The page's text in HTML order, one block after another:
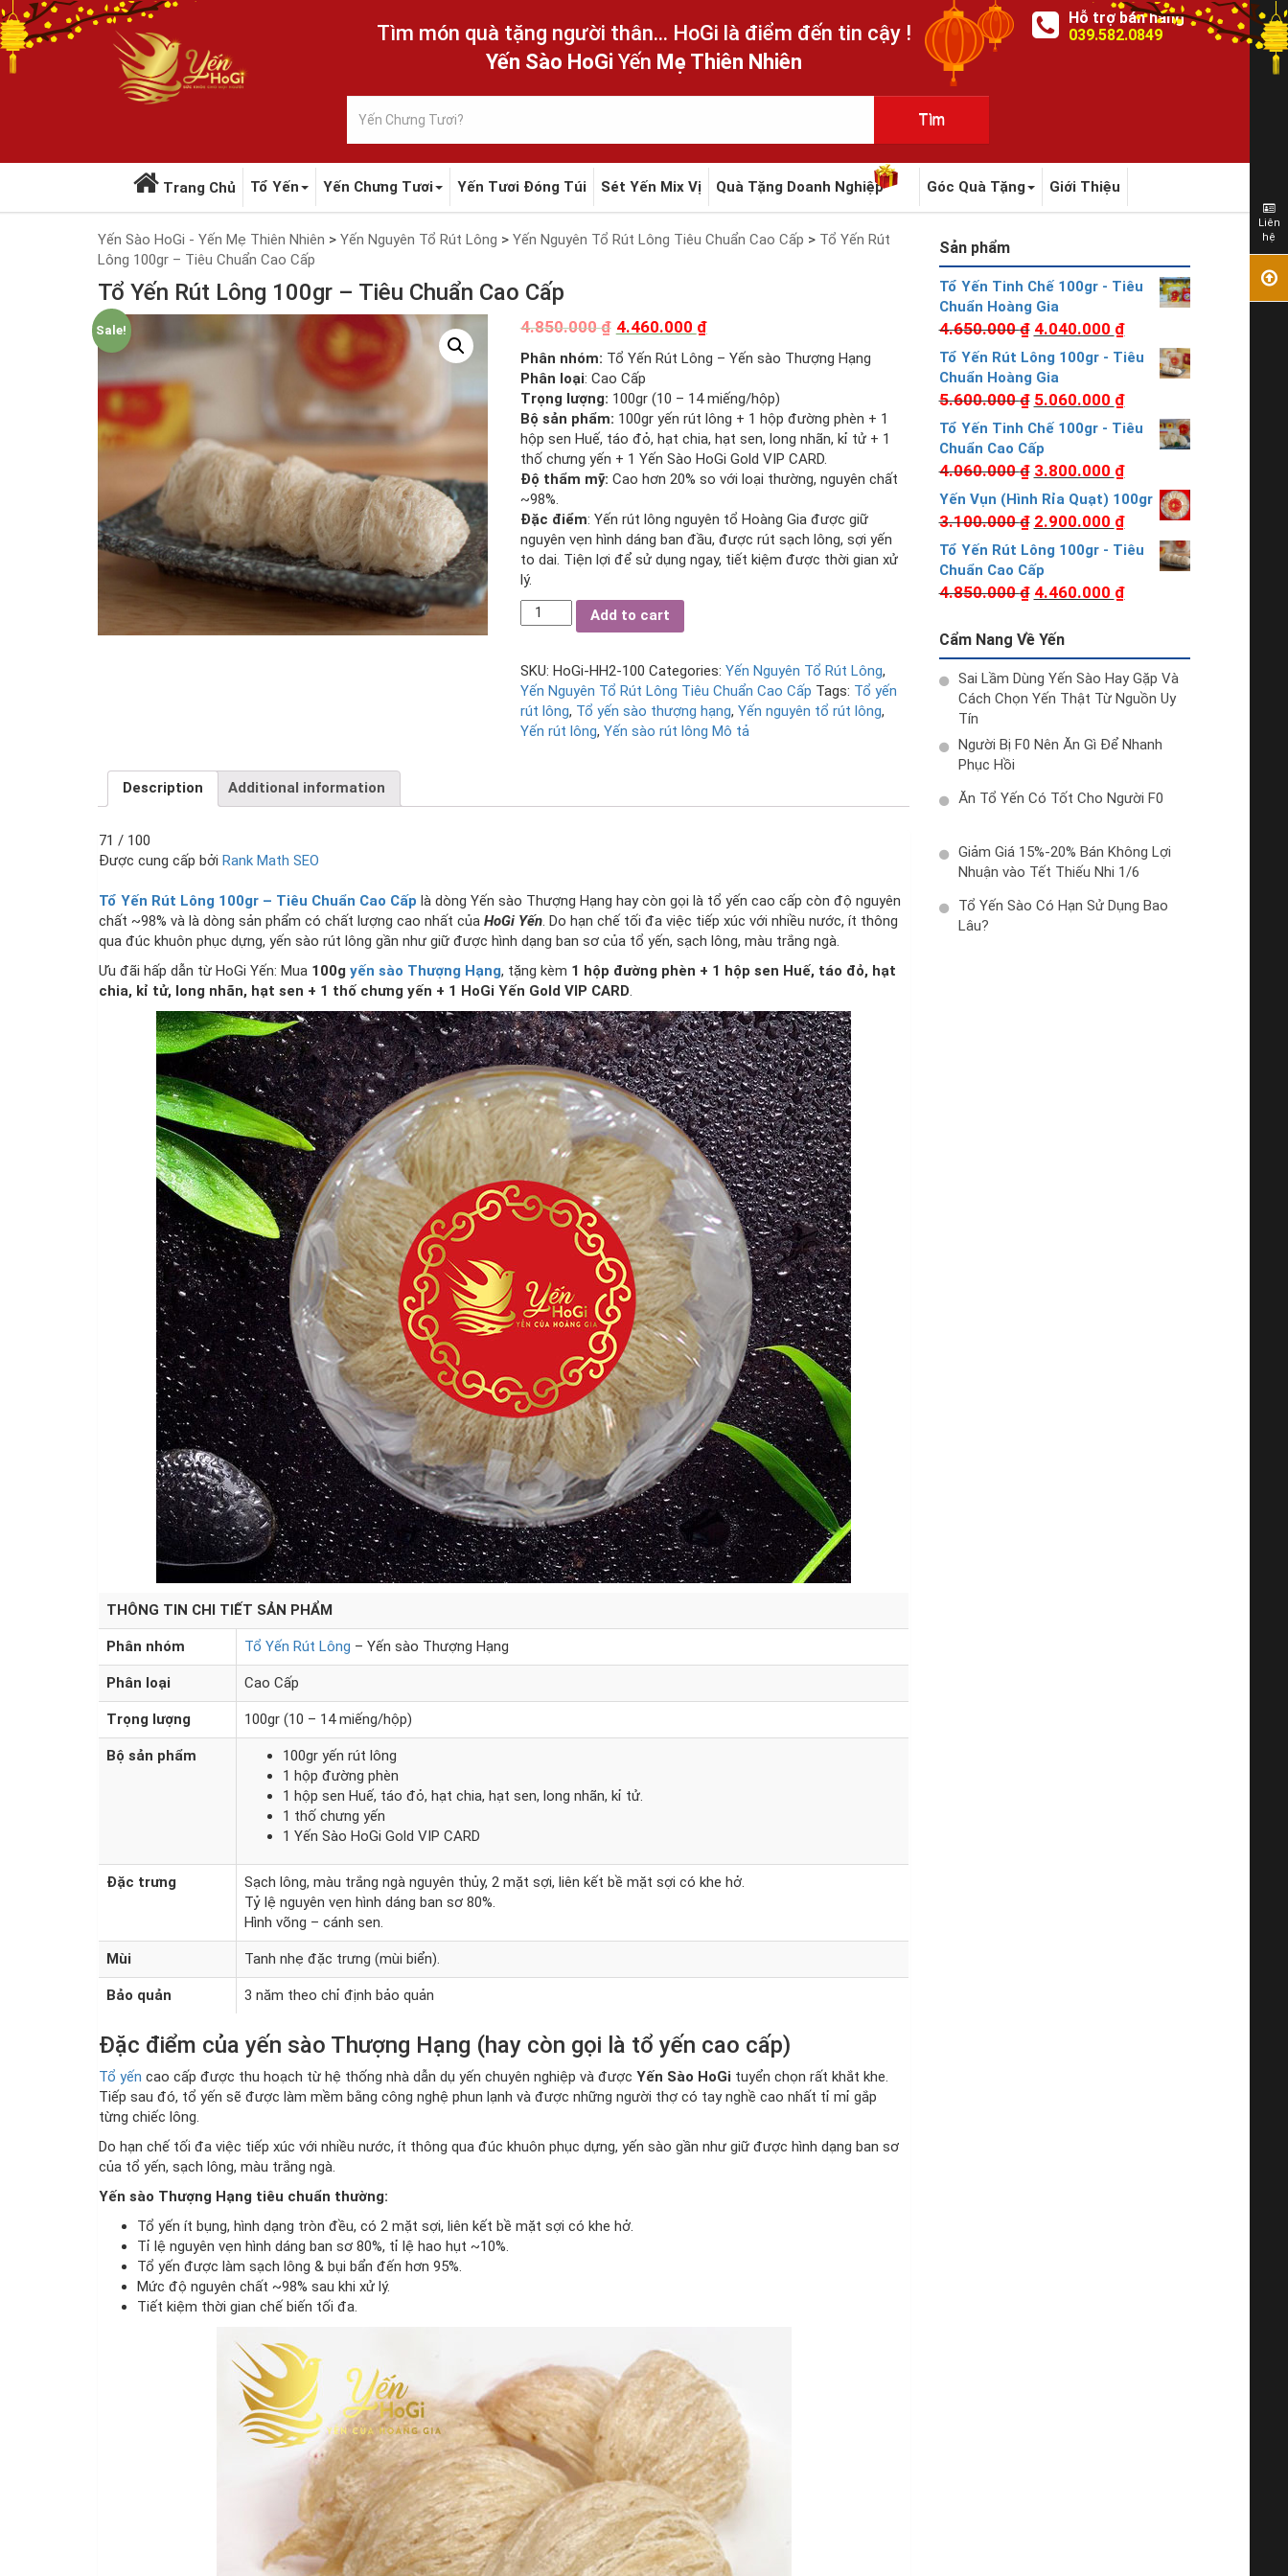
Tìm món quà tặng người thân... HoGi là điểm đến tin cậy !
Yến Sào HoGi Yến Mẹ Thiên Nhiên
Hỗ trợ bán hàng
039.582.0849
Trang Chủ Tổ Yến Yến Chưng Tươi Yến Tươi Đóng Túi Sét Yến Mix Vị Quà Tặng Doanh Nghiệp Góc Quà Tặng Giới Thiệu
Yến Sào HoGi - Yến Mẹ Thiên Nhiên > Yến Nguyên Tổ Rút Lông > Yến Nguyên Tổ Rút Lông Tiêu Chuẩn Cao Cấp > Tổ Yến Rút
Lông 100gr – Tiêu Chuẩn Cao Cấp
Tổ Yến Rút Lông 100gr – Tiêu Chuẩn Cao Cấp
Sale! 4.850.000₫ 4.460.000 ₫
Phân nhóm: Tổ Yến Rút Lông – Yến sào Thượng Hạng
Phân loại: Cao Cấp
Trọng lượng: 100gr (10 – 14 miếng/hộp)
Bộ sản phẩm: 100gr yến rút lông + 1 hộp đường phèn + 1
hộp sen Huế, táo đỏ, hạt chia, hạt sen, long nhãn, kỉ tử + 1
thố chưng yến + 1 Yến Sào HoGi Gold VIP CARD.
Độ thẩm mỹ: Cao hơn 20% so với loại thường, nguyên chất
~98%.
Đặc điểm: Yến rút lông nguyên tổ Hoàng Gia được giữ
nguyên vẹn hình dáng ban đầu, được rút sạch lông, sợi yến
to dai. Tiện lợi để sử dụng ngay, tiết kiệm được thời gian xử
lý.
Tổ
Yến
Lông
100gr
-
Tiêu
quantity
Add to cart
SKU: HoGi-HH2-100 Categories: Yến Nguyên Tổ Rút Lông,
Yến Nguyên Tổ Rút Lông Tiêu Chuẩn Cao Cấp Tags: Tổ yến
rút lông, Tổ yến sào thượng hạng, Yến nguyên tổ rút lông,
Yến rút lông, Yến sào rút lông Mô tả
Description Additional information
71 / 100
Được cung cấp bởi Rank Math SEO
Tổ Yến Rút Lông 100gr – Tiêu Chuẩn Cao Cấp là dòng Yến sào Thượng Hạng hay còn gọi là tổ yến cao cấp còn độ nguyên
chất ~98% và là dòng sản phẩm có chất lượng cao nhất của HoGi Yến. Do hạn chế tối đa việc tiếp xúc với nhiều nước, ít thông
qua đúc khuôn phục dựng, yến sào rút lông gần như giữ được hình dạng ban sơ của tổ yến, sạch lông, màu trắng ngà.
Ưu đãi hấp dẫn từ HoGi Yến: Mua 100g yến sào Thượng Hạng, tặng kèm 1 hộp đường phèn + 1 hộp sen Huế, táo đỏ, hạt
chia, kỉ tử, long nhãn, hạt sen + 1 thố chưng yến + 1 HoGi Yến Gold VIP CARD.
THÔNG TIN CHI TIẾT SẢN PHẨM
Phân nhóm Tổ Yến Rút Lông – Yến sào Thượng Hạng
Phân loại Cao Cấp
Trọng lượng 100gr (10 – 14 miếng/hộp)
Bộ sản phẩm
100gr yến rút lông
1 hộp đường phèn
1 hộp sen Huế, táo đỏ, hạt chia, hạt sen, long nhãn, kỉ tử.
1 thố chưng yến
1 Yến Sào HoGi Gold VIP CARD
Đặc trưng
Sạch lông, màu trắng ngà nguyên thủy, 2 mặt sợi, liên kết bề mặt sợi có khe hở.
Tỷ lệ nguyên vẹn hình dáng ban sơ 80%.
Hình võng – cánh sen.
Mùi Tanh nhẹ đặc trưng (mùi biển).
Bảo quản 3 năm theo chỉ định bảo quản
Đặc điểm của yến sào Thượng Hạng (hay còn gọi là tổ yến cao cấp)
Tổ yến cao cấp được thu hoạch từ hệ thống nhà dẫn dụ yến chuyên nghiệp và được Yến Sào HoGi tuyển chọn rất khắt khe.
Tiếp sau đó, tổ yến sẽ được làm mềm bằng công nghệ phun lạnh và được những người thợ có tay nghề cao nhất tỉ mỉ gắp
từng chiếc lông.
Do hạn chế tối đa việc tiếp xúc với nhiều nước, ít thông qua đúc khuôn phục dựng, yến sào gần như giữ được hình dạng ban sơ
của tổ yến, sạch lông, màu trắng ngà.
Yến sào Thượng Hạng tiêu chuẩn thường:
Tổ yến ít bụng, hình dạng tròn đều, có 2 mặt sợi, liên kết bề mặt sợi có khe hở.
Tỉ lệ nguyên vẹn hình dáng ban sơ 80%, tỉ lệ hao hụt ~10%.
Tổ yến được làm sạch lông & bụi bẩn đến hơn 95%.
Mức độ nguyên chất ~98% sau khi xử lý.
Tiết kiệm thời gian chế biến tối đa.
Sản phẩm
Tổ Yến Tinh Chế 100gr - Tiêu
Chuẩn Hoàng Gia
4.650.000₫ 4.040.000 ₫
Tổ Yến Rút Lông 100gr - Tiêu
Chuẩn Hoàng Gia
5.600.000₫ 5.060.000 ₫
Tổ Yến Tinh Chế 100gr - Tiêu
Chuẩn Cao Cấp
4.060.000₫ 3.800.000 ₫
Yến Vụn (Hình Rỉa Quạt) 100gr
3.100.000₫ 2.900.000 ₫
Tổ Yến Rút Lông 100gr - Tiêu
Chuẩn Cao Cấp
4.850.000₫ 4.460.000 ₫
Cẩm Nang Về Yến
Sai Lầm Dùng Yến Sào Hay Gặp Và
Cách Chọn Yến Thật Từ Nguồn Uy
Tín
Người Bị F0 Nên Ăn Gì Để Nhanh
Phục Hồi
Ăn Tổ Yến Có Tốt Cho Người F0
Giảm Giá 15%-20% Bán Không Lợi
Nhuận vào Tết Thiếu Nhi 1/6
Tổ Yến Sào Có Hạn Sử Dụng Bao
Lâu?
Liên
hệ